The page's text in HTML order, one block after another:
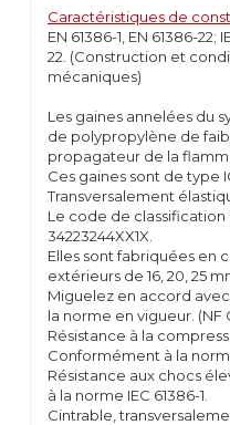
Caractéristiques de
EN 61386-1, EN 61386-22;
22. (Construction et
mécaniques)
Les gaines annelées du
de polypropylène de
propagateur de la
Ces gaines sont de type
Transversalement
Le code de classification
34223244XX1X.
Elles sont fabriquées en
extérieurs de 16, 20, 25
Miguelez en accord
la norme en vigueur. (NF
Résistance à la
Conformément à la
Résistance aux chocs
à la norme IEC 61386-1.
Cintrable,